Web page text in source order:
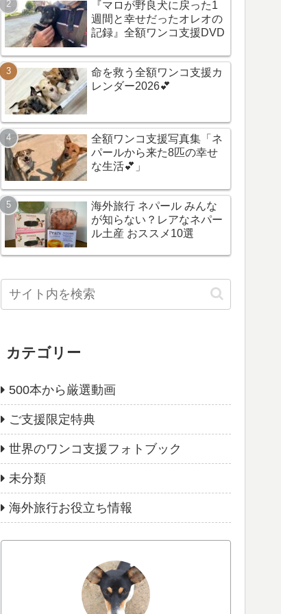
『マロが野良犬に戻った1
週間と幸せだったオレオの
記録』全額ワンコ支援DVD
命を救う全額ワンコ支援カ
レンダー2026💕
全額ワンコ支援写真集「ネ
パールから来た8匹の幸せ
な生活💕」
海外旅行 ネパール みんな
が知らない？レアなネパー
ル土産 おススメ10選
カテゴリー
500本から厳選動画
ご支援限定特典
世界のワンコ支援フォトブック
未分類
海外旅行お役立ち情報